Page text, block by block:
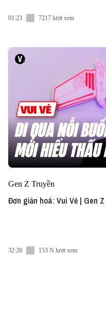
01:23 7217 lượt xem
Gen Z Truyền
Đơn giản hoá: Vui Vẻ | Gen Z
32:28 153 N lượt xem